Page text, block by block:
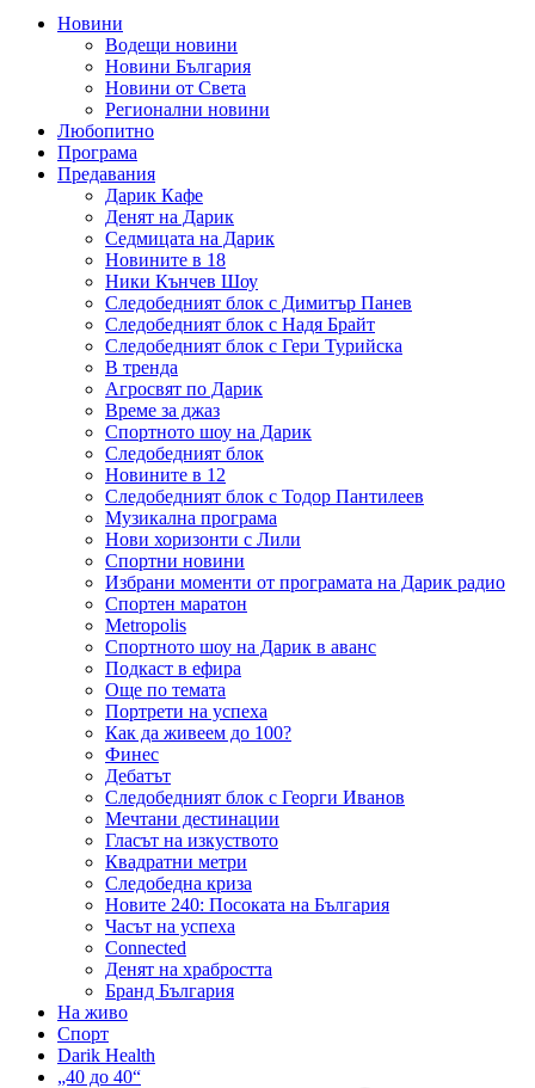
Новини
Водещи новини
Новини България
Новини от Света
Регионални новини
Любопитно
Програма
Предавания
Дарик Кафе
Денят на Дарик
Седмицата на Дарик
Новините в 18
Ники Кънчев Шоу
Следобедният блок с Димитър Панев
Следобедният блок с Надя Брайт
Следобедният блок с Гери Турийска
В тренда
Агросвят по Дарик
Време за джаз
Спортното шоу на Дарик
Следобедният блок
Новините в 12
Следобедният блок с Тодор Пантилеев
Музикална програма
Нови хоризонти с Лили
Спортни новини
Избрани моменти от програмата на Дарик радио
Спортен маратон
Metropolis
Спортното шоу на Дарик в аванс
Подкаст в ефира
Още по темата
Портрети на успеха
Как да живеем до 100?
Финес
Дебатът
Следобедният блок с Георги Иванов
Мечтани дестинации
Гласът на изкуството
Квадратни метри
Следобедна криза
Новите 240: Посоката на България
Часът на успеха
Connected
Денят на храбростта
Бранд България
На живо
Спорт
Darik Health
„40 до 40“